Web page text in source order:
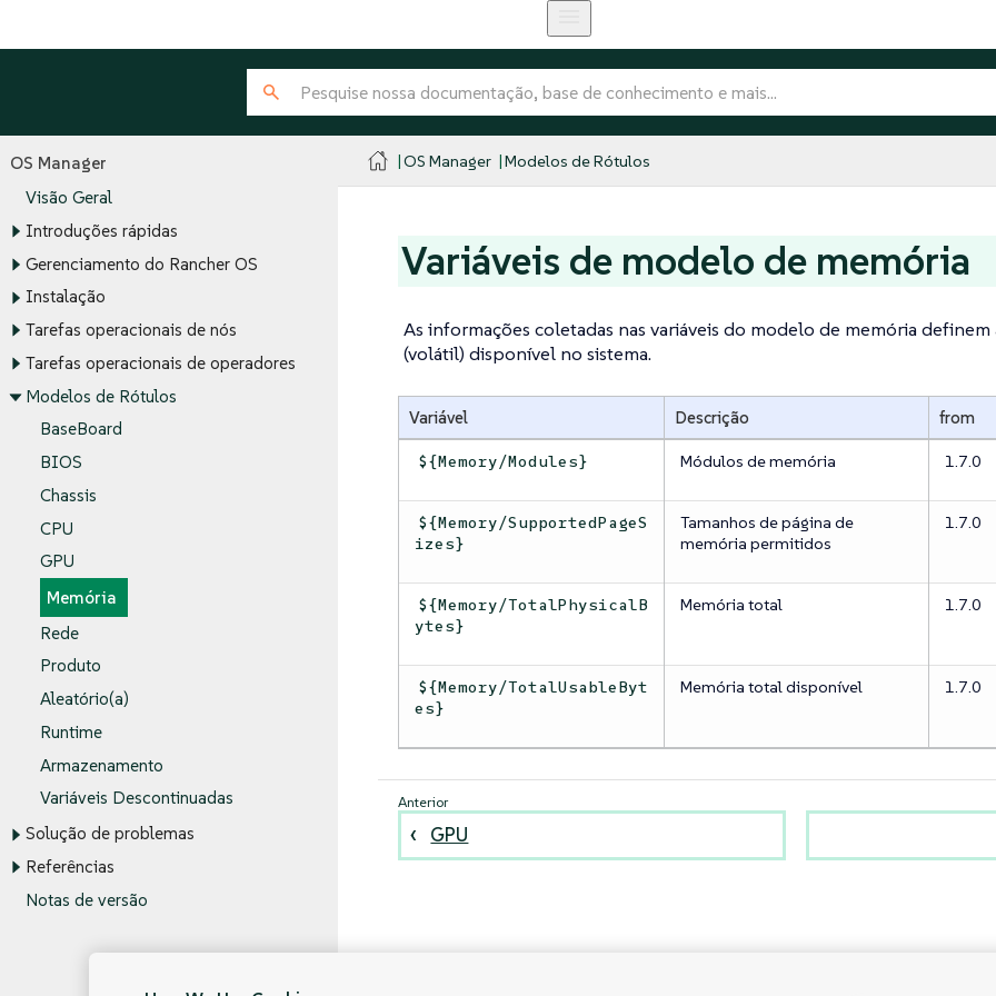
OS Manager
Visão Geral
Introduções rápidas
Gerenciamento do Rancher OS
Instalação
Tarefas operacionais de nós
Tarefas operacionais de operadores
Modelos de Rótulos
BaseBoard
BIOS
Chassis
CPU
GPU
Memória
Rede
Produto
Aleatório(a)
Runtime
Armazenamento
Variáveis Descontinuadas
Solução de problemas
Referências
Notas de versão
OS Manager Modelos de Rótulos
Variáveis de modelo de memória
As informações coletadas nas variáveis do modelo de memória
(volátil) disponível no sistema.
Variável Descrição from
${Memory/Modules} Módulos de memória 1.7.0
${Memory/SupportedPageS
izes}
Tamanhos de página de
memória permitidos
1.7.0
${Memory/TotalPhysicalB
ytes}
Memória total 1.7.0
${Memory/TotalUsableByt
es}
Memória total disponível 1.7.0
GPU